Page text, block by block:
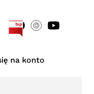
na konto